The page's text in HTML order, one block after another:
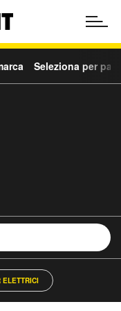
Seleziona per
ELETTRICI